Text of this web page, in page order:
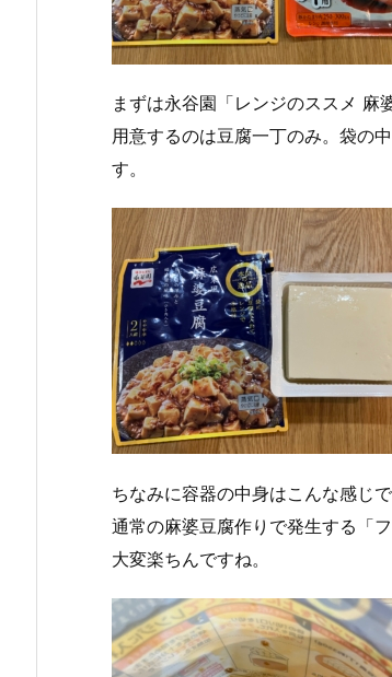
まずは永谷園「レンジのススメ 麻
用意するのは豆腐一丁のみ。袋の
す。
ちなみに容器の中身はこんな感じで
通常の麻婆豆腐作りで発生する「
大変楽ちんですね。